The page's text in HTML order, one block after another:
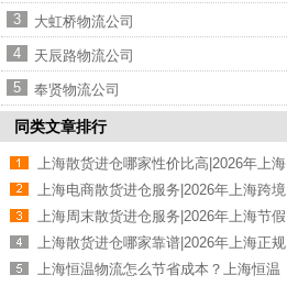
3
大虹桥物流公司
4
天辰路物流公司
5
奉贤物流公司
同类文章排行
上海散货进仓哪家性价比高|2026年上海
高性价比散货进仓【优惠推荐】
上海电商散货进仓服务|2026年上海跨境
电商散货进仓【定制方案】
上海周末散货进仓服务|2026年上海节假
日散货进仓【全年无休】
上海散货进仓哪家靠谱|2026年上海正规
散货进仓公司【资质齐全】
上海恒温物流怎么节省成本？上海恒温